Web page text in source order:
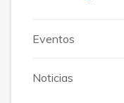
Eventos
Noticias